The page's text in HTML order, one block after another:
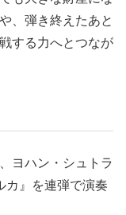
、弾き終えたあと
する力へとつなが
ヨハン・シュトラ
カ』を連弾で演奏